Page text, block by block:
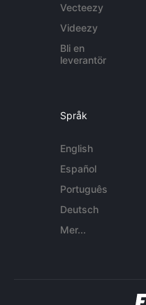
Vecteezy
Videezy
Bli en
leverantör
Språk
English
Español
Português
Deutsch
Mer...